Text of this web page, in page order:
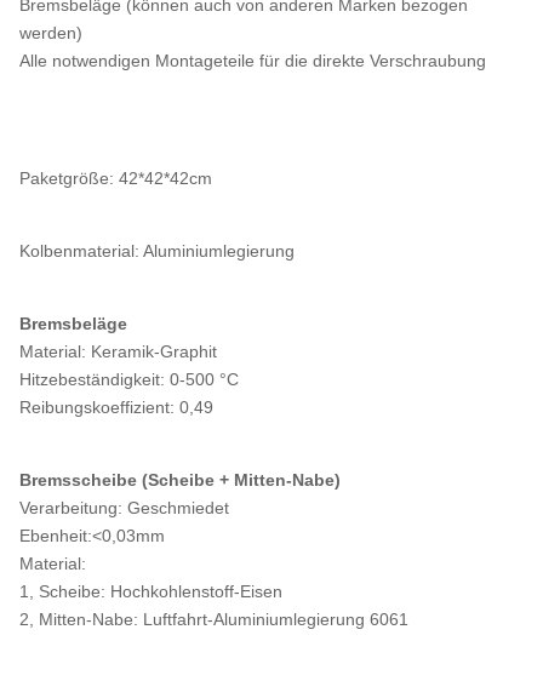
Bremsbeläge (können auch von anderen Marken bezogen
werden)
Alle notwendigen Montageteile für die direkte Verschraubung
Paketgröße: 42*42*42cm
Kolbenmaterial: Aluminiumlegierung
Bremsbeläge
Material: Keramik-Graphit
Hitzebeständigkeit: 0-500 °C
Reibungskoeffizient: 0,49
Bremsscheibe (Scheibe + Mitten-Nabe)
Verarbeitung: Geschmiedet
Ebenheit:<0,03mm
Material:
1, Scheibe: Hochkohlenstoff-Eisen
2, Mitten-Nabe: Luftfahrt-Aluminiumlegierung 6061